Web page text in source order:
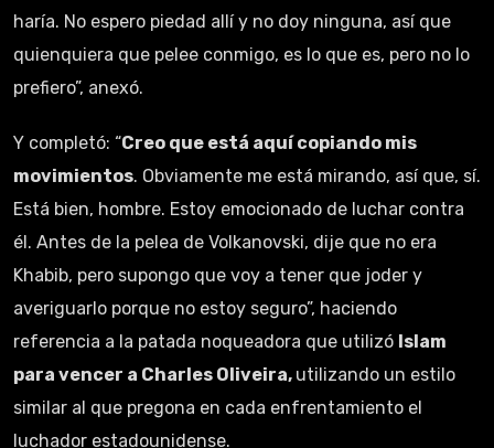
haría. No espero piedad allí y no doy ninguna, así que
quienquiera que pelee conmigo, es lo que es, pero no lo
prefiero”, anexó.
Y completó: “Creo que está aquí copiando mis
movimientos. Obviamente me está mirando, así que, sí.
Está bien, hombre. Estoy emocionado de luchar contra
él. Antes de la pelea de Volkanovski, dije que no era
Khabib, pero supongo que voy a tener que joder y
averiguarlo porque no estoy seguro”, haciendo
referencia a la patada noqueadora que utilizó Islam
para vencer a Charles Oliveira, utilizando un estilo
similar al que pregona en cada enfrentamiento el
luchador estadounidense.